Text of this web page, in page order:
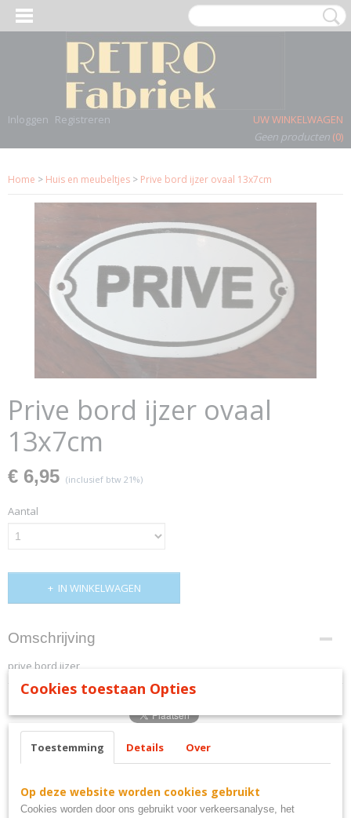
Inloggen Registreren
UW WINKELWAGEN
Geen producten (0)
Home > Huis en meubeltjes > Prive bord ijzer ovaal 13x7cm
Prive bord ijzer ovaal
13x7cm
€ 6,95 (inclusief btw 21%)
Aantal
IN WINKELWAGEN
Omschrijving
prive bord ijzer
Ook interessant
Cookies toestaan Opties
Toestemming Details Over
Op deze website worden cookies gebruikt
Cookies worden door ons gebruikt voor verkeersanalyse, het